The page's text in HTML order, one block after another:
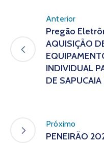
Anterior
Pregão
AQUISIÇÃO
INDIVIDUAL
DE
Próximo
PENEIRÃO